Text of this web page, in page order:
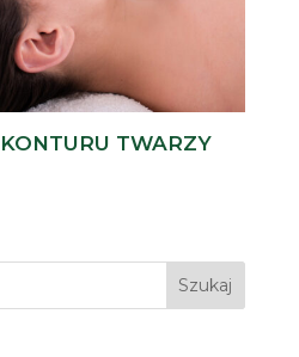
TWARZY
Szukaj